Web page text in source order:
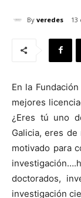
By veredes 13
En la
mejores
¿Eres tú uno
Galicia, eres
motivado para
doctorados,
investigación